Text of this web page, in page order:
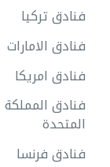
فنادق تركيا
فنادق الامارات
فنادق امريكا
فنادق المملكة
المتحدة
فنادق فرنسا